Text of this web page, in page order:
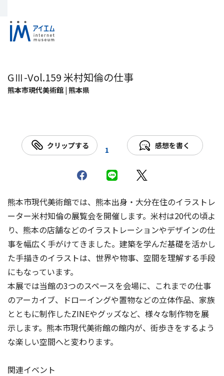
GⅢ-Vol.159 米村知倫の仕事
熊本市現代美術館 | 熊本県
クリップする 1 感想を書く
熊本市現代美術館では、熊本出身・大分在住のイラストレ
ーター米村知倫の展覧会を開催します。米村は20代の頃よ
り、熊本の店舗などのイラストレーションやデザインの仕
事を幅広く手がけてきました。建築を学んだ基礎を活かし
た手描きのイラストは、世界や物事、空間を理解する手段
にもなっています。
本展では当館の3つのスペースを会場に、これまでの仕事
のアーカイブ、ドローイングや置物などの立体作品、家族
とともに制作したZINEやグッズなど、様々な制作物を展
示します。熊本市現代美術館の館内が、街歩きをするよう
な楽しい空間へと変わります。
関連イベント